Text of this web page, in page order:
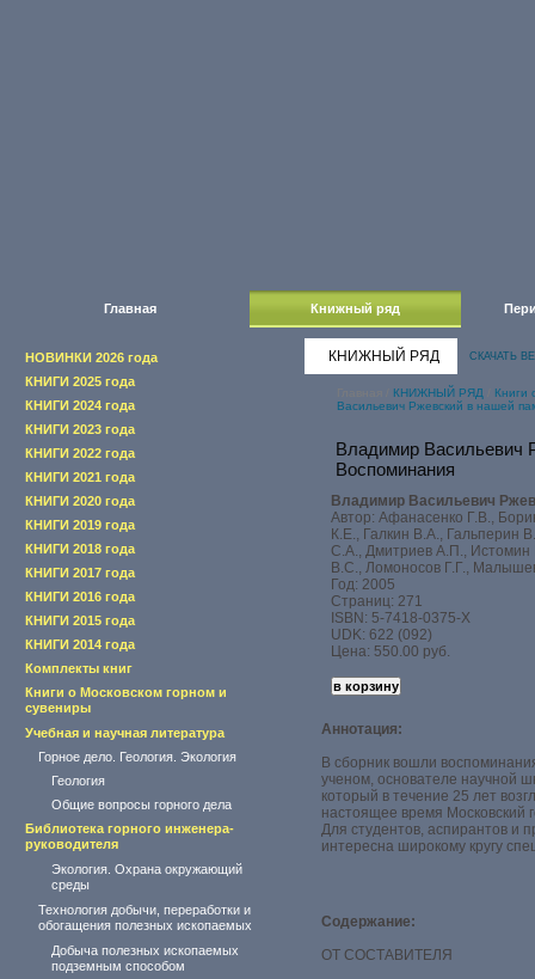
Главная Книжный ряд
НОВИНКИ 2026 года
КНИГИ 2025 года
КНИГИ 2024 года
КНИГИ 2023 года
КНИГИ 2022 года
КНИГИ 2021 года
КНИГИ 2020 года
КНИГИ 2019 года
КНИГИ 2018 года
КНИГИ 2017 года
КНИГИ 2016 года
КНИГИ 2015 года
КНИГИ 2014 года
Комплекты книг
Книги о Московском горном и
сувениры
Учебная и научная литература
Горное дело. Геология. Экология
Геология
Общие вопросы горного дела
Библиотека горного инженера-
руководителя
Экология. Охрана окружающий
среды
Технология добычи, переработки и
обогащения полезных ископаемых
Добыча полезных ископаемых
подземным способом
КНИЖНЫЙ РЯД СКАЧАТЬ
КНИЖНЫЙ РЯД
Книги
Васильевич Ржевский в нашей
Владимир Васильевич
Воспоминания
Владимир Васильевич
Автор: Афанасенко Г.В.,
К.Е., Галкин В.А., Гальперин
С.А., Дмитриев А.П., Истомин
В.С., Ломоносов Г.Г.,
Год: 2005
Страниц: 271
ISBN: 5-7418-0375-Х
UDK: 622 (092)
Цена: 550.00 руб.
Аннотация:
В сборник вошли
ученом, основателе научной
который в течение 25 лет
настоящее время Московский
Для студентов, аспирантов и
интересна широкому кругу
Содержание:
ОТ СОСТАВИТЕЛЯ